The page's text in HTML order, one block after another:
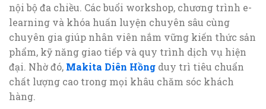
nội bộ đa chiều. Các buổi workshop, chương trình e-
learning và khóa huấn luyện chuyên sâu cùng
chuyên gia giúp nhân viên nắm vững kiến thức sản
phẩm, kỹ năng giao tiếp và quy trình dịch vụ hiện
đại. Nhờ đó, Makita Diên Hồng duy trì tiêu chuẩn
chất lượng cao trong mọi khâu chăm sóc khách
hàng.